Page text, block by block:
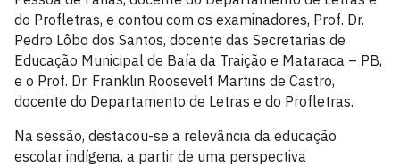
do Profletras, e contou com os examinadores, Prof. Dr.
Pedro Lôbo dos Santos, docente das Secretarias de
Educação Municipal de Baía da Traição e Mataraca – PB,
e o Prof. Dr. Franklin Roosevelt Martins de Castro,
docente do Departamento de Letras e do Profletras.
Na sessão, destacou-se a relevância da educação
escolar indígena, a partir de uma perspectiva